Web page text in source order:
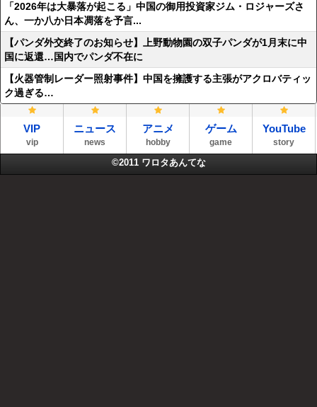
「2026年は大暴落が起こる」中国の御用投資家ジム・ロジャーズさ
ん、一か八か日本凋落を予言...
【パンダ外交終了のお知らせ】上野動物園の双子パンダが1月末に中
国に返還…国内でパンダ不在に
【火器管制レーダー照射事件】中国を擁護する主張がアクロバティッ
ク過ぎる…
VIP
vip
ニュース
news
アニメ
hobby
ゲーム
game
YouTube
story
©2011 ワロタあんてな